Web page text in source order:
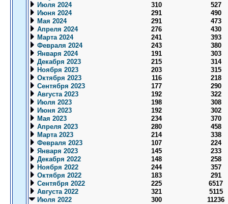
Июля 2024
310
527
Июня 2024
291
490
Мая 2024
291
473
Апреля 2024
276
430
Марта 2024
241
393
Февраля 2024
243
380
Января 2024
191
303
Декабря 2023
215
314
Ноября 2023
203
315
Октября 2023
116
218
Сентября 2023
177
290
Августа 2023
192
322
Июля 2023
198
308
Июня 2023
192
302
Мая 2023
234
370
Апреля 2023
280
458
Марта 2023
214
338
Февраля 2023
107
224
Января 2023
145
233
Декабря 2022
148
258
Ноября 2022
244
357
Октября 2022
183
291
Сентября 2022
225
6517
Августа 2022
321
5115
Июля 2022
300
11236